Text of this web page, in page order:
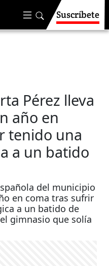
Suscríbete
Pérez lleva
año en
tenido una
a un batido
del municipio
en coma tras sufrir
a un batido de
gimnasio que solía